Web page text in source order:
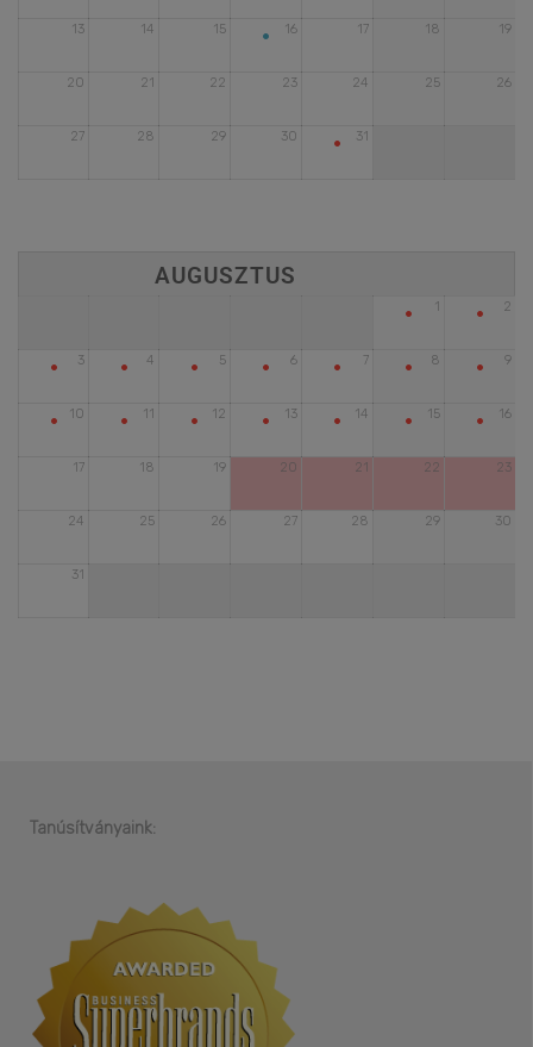
13 14 15 16
• 17 18 19
20 21 22 23 24 25 26
27 28 29 30 31
•
1
• 2
•
3
• 4
• 5
• 6
• 7
• 8
• 9
•
10
• 11
• 12
• 13
• 14
• 15
• 16
•
17 18 19 20 21 22 23
24 25 26 27 28 29 30
31
Tanúsítványaink: